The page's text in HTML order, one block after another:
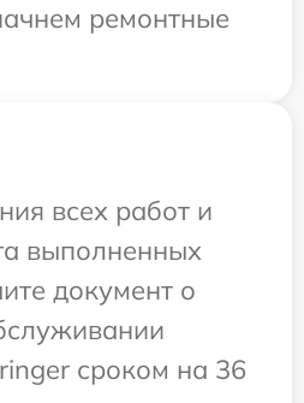
ремонтные
всех работ и
выполненных
документ о
сроком на 36